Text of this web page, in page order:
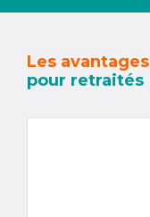
Les avantages
pour retraités